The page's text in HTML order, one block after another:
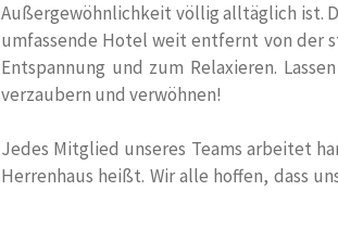
Außergewöhnlichkeit völlig alltäglich ist.
umfassende Hotel weit entfernt von der
Entspannung und zum Relaxieren.
verzaubern und verwöhnen!
Jedes Mitglied unseres Teams arbeitet
Herrenhaus heißt. Wir alle hoffen, dass